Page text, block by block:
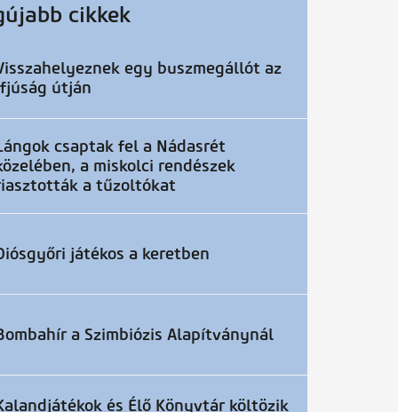
cikkek
egy buszmegállót az
útján
csaptak fel a Nádasrét
a miskolci rendészek
a tűzoltókat
játékos a keretben
a Szimbiózis Alapítványnál
és Élő Könyvtár költözik